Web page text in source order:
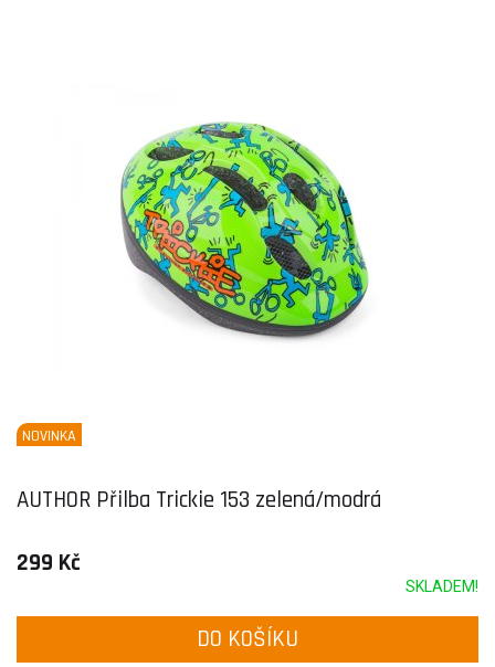
NOVINKA
AUTHOR Přilba Trickie 153 zelená/modrá
299 Kč
SKLADEM!
DO KOŠÍKU